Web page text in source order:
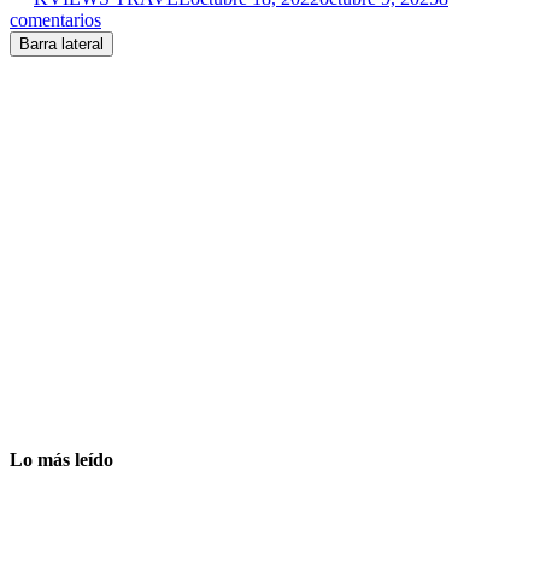
comentarios
Barra lateral
Lo más leído